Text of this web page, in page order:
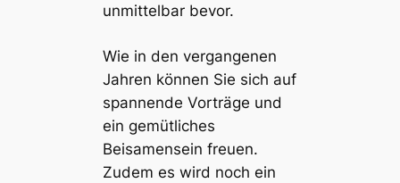
unmittelbar bevor.
Wie in den vergangenen
Jahren können Sie sich auf
spannende Vorträge und
ein gemütliches
Beisamensein freuen.
Zudem es wird noch ein